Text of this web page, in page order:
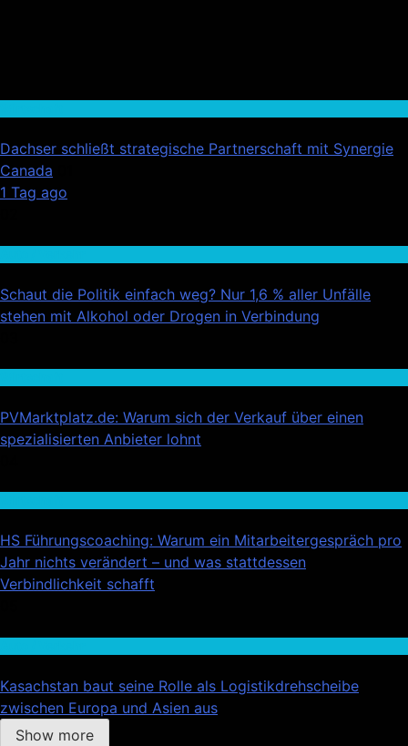
Dachser schließt strategische Partnerschaft mit Synergie
Canada
1 Tag ago
Schaut die Politik einfach weg? Nur 1,6 % aller Unfälle
stehen mit Alkohol oder Drogen in Verbindung
PVMarktplatz.de: Warum sich der Verkauf über einen
spezialisierten Anbieter lohnt
HS Führungscoaching: Warum ein Mitarbeitergespräch pro
Jahr nichts verändert – und was stattdessen
Verbindlichkeit schafft
Kasachstan baut seine Rolle als Logistikdrehscheibe
zwischen Europa und Asien aus
Show more